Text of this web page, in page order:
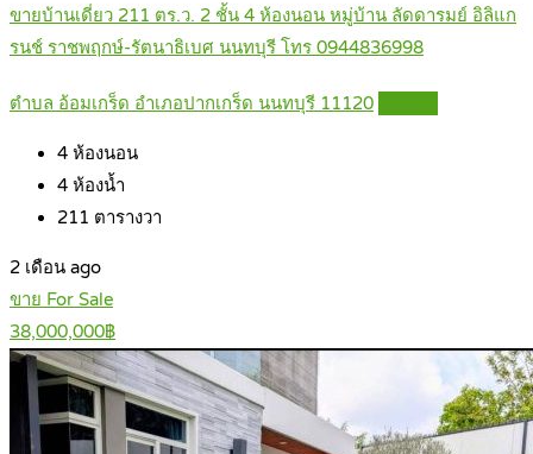
ขายบ้านเดี่ยว 211 ตร.ว. 2 ชั้น 4 ห้องนอน หมู่บ้าน ลัดดารมย์ อิลิแก
รนช์ ราชพฤกษ์-รัตนาธิเบศ นนทบุรี โทร 0944836998
ตำบล อ้อมเกร็ด อำเภอปากเกร็ด นนทบุรี 11120
4 ห้องนอน
4 ห้องน้ำ
211 ตารางวา
2 เดือน ago
ขาย For Sale
38,000,000฿